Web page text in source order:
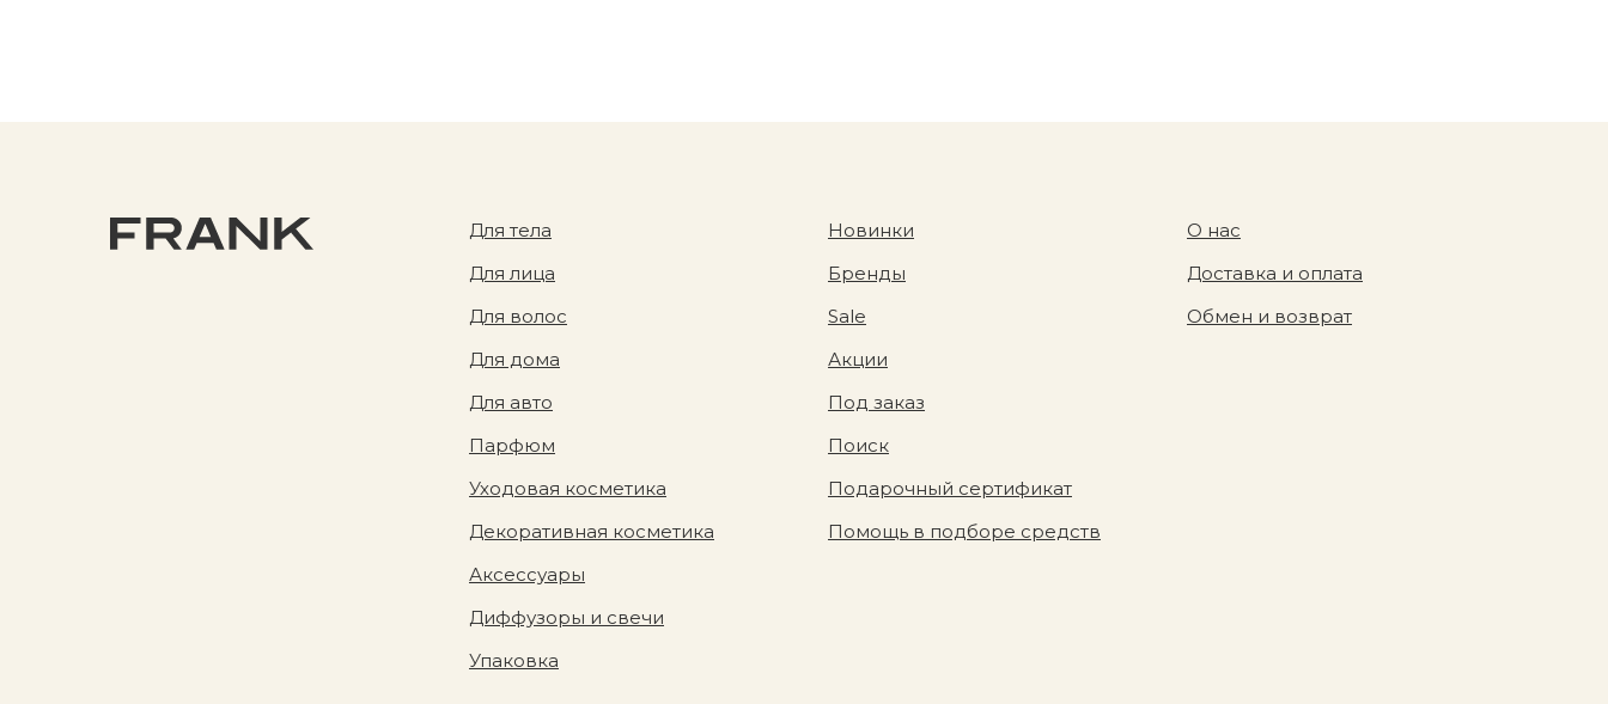
Для тела
Для лица
Для волос
Для дома
Для авто
Парфюм
Уходовая косметика
Аксессуары
Упаковка
Новинки
Бренды
Sale
Акции
Под заказ
Поиск
Подарочный сертификат
Помощь в подборе средств
О нас
Доставка и оплата
Обмен и возврат
Диффузоры и свечи
Декоративная косметика